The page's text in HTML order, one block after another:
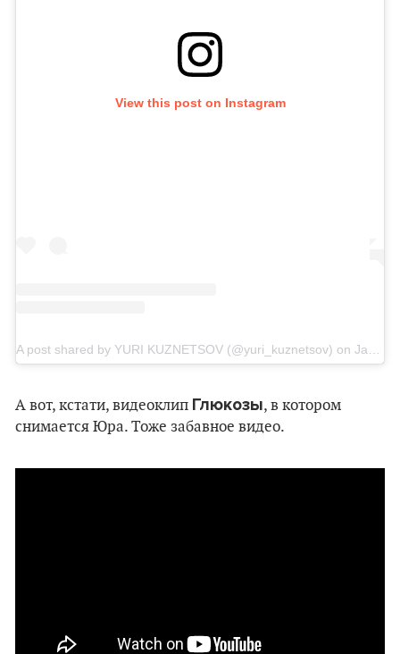
View this post on Instagram
A post shared by YURI KUZNETSOV (@yuri_kuznetsov) on Jan 14, 2019 at 8:52am PST
А вот, кстати, видеоклип Глюкозы, в котором
снимается Юра. Тоже забавное видео.